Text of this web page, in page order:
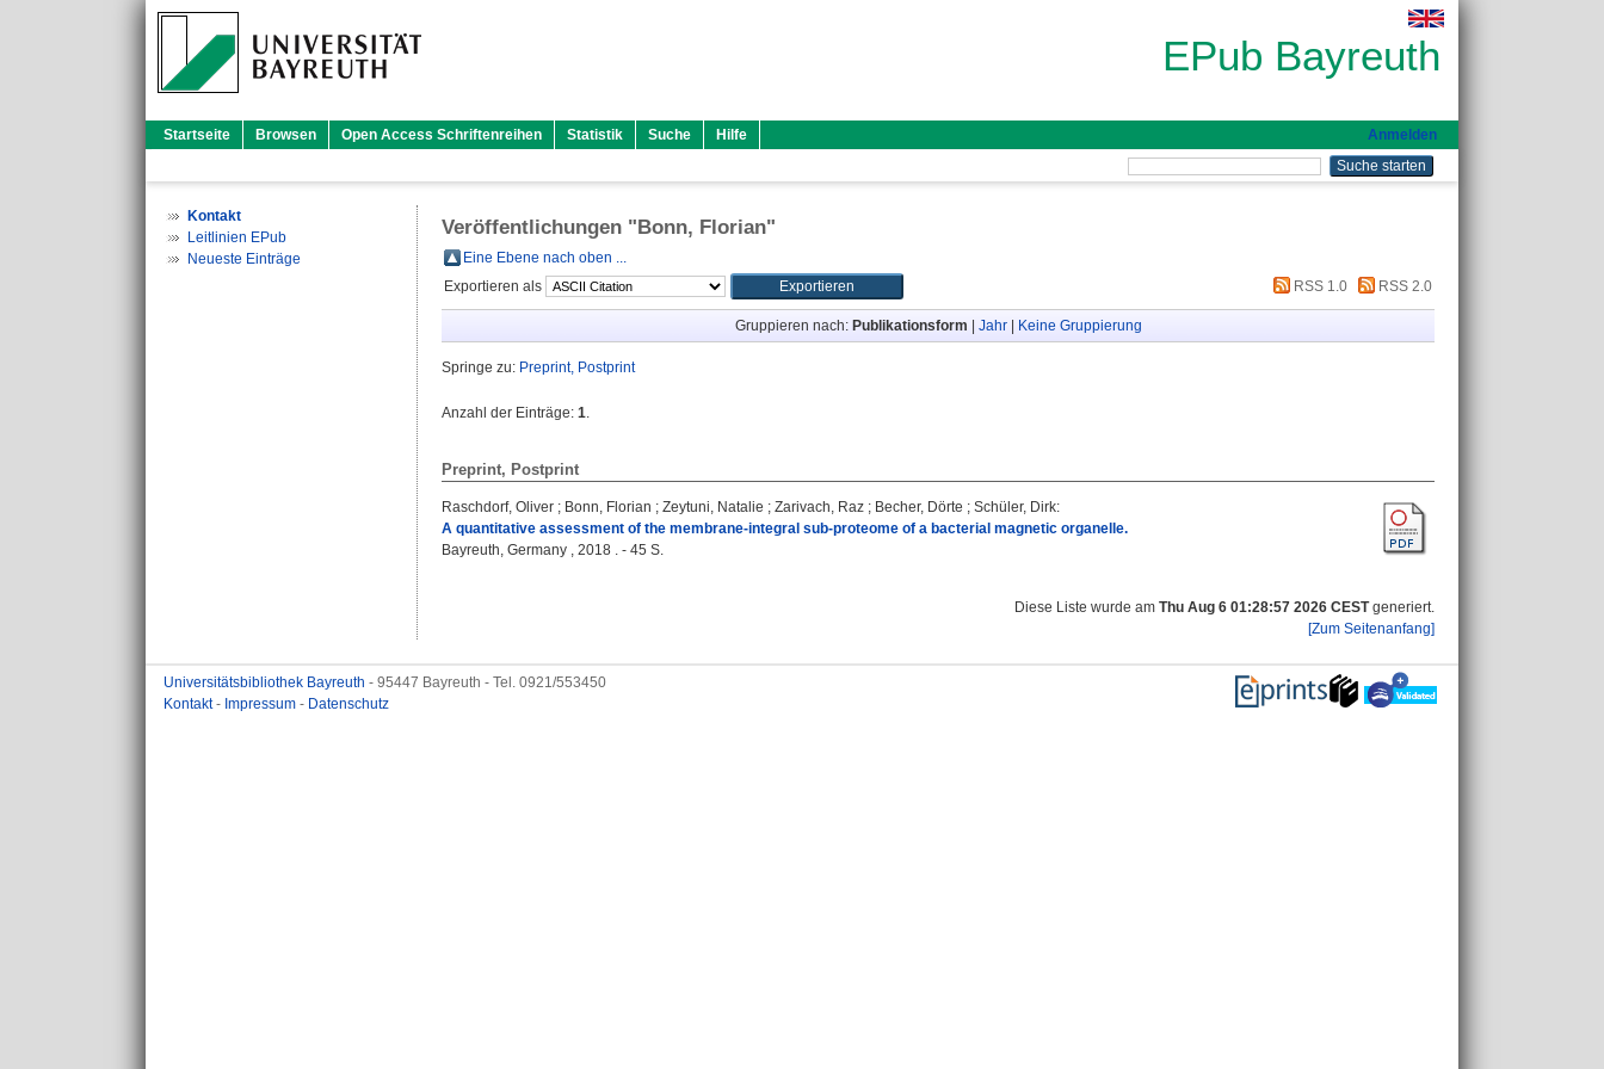
EPub Bayreuth
Startseite Browsen Open Access Schriftenreihen Statistik Suche Hilfe Anmelden
Kontakt
Leitlinien EPub
Neueste Einträge
Veröffentlichungen "Bonn, Florian"
Eine Ebene nach oben ...
Exportieren als
RSS 1.0 RSS 2.0
Gruppieren nach: Publikationsform Jahr| Keine Gruppierung
Springe zu: Preprint, Postprint
Anzahl der Einträge: 1.
Preprint, Postprint
Raschdorf, Oliver ; Bonn, Florian ; Zeytuni, Natalie ; Zarivach, Raz ; Becher, Dörte ; Schüler, Dirk:
A quantitative assessment of the membrane-integral sub-proteome of a bacterial magnetic organelle.
Bayreuth, Germany , 2018 . - 45 S.
Diese Liste wurde am Thu Aug 6 01:28:57 2026 CESTgeneriert.
[Zum Seitenanfang]
Universitätsbibliothek Bayreuth - 95447 Bayreuth - Tel. 0921/553450
Kontakt- Impressum - Datenschutz